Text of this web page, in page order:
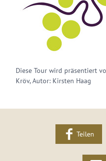
Diese Tour wird präsentiert
Kröv, Autor: Kirsten Haag
Teilen